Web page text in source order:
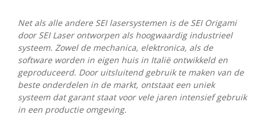
Net als alle andere SEI lasersystemen is de SEI Origami
door SEI Laser ontworpen als hoogwaardig industrieel
systeem. Zowel de mechanica, elektronica, als de
software worden in eigen huis in Italië ontwikkeld en
geproduceerd. Door uitsluitend gebruik te maken van de
beste onderdelen in de markt, ontstaat een uniek
systeem dat garant staat voor vele jaren intensief gebruik
in een productie omgeving.